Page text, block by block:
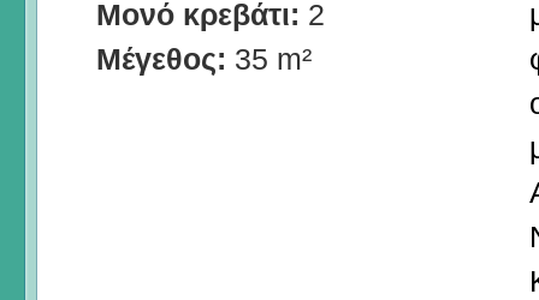
Μονό κρεβάτι: 2
Μέγεθος: 35 m²